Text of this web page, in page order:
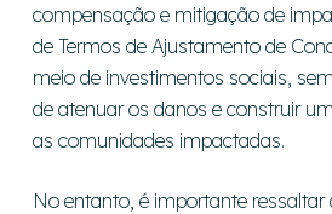
compensação e mitigação de
de Termos de Ajustamento de
meio de investimentos sociais,
de atenuar os danos e construir
as comunidades impactadas.
No entanto, é importante ressaltar